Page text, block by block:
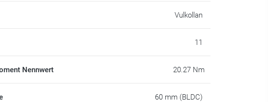
Vulkollan
11
Nennwert 20.27 Nm
60 mm (BLDC)